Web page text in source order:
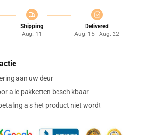
Shipping
Aug. 11
Delivered
Aug. 15 - Aug. 22
aan uw deur
alle pakketten beschikbaar
als het product niet wordt